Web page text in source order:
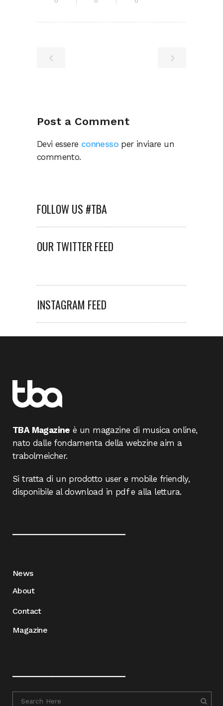
Post a Comment
Devi essere connesso per inviare un
commento.
FOLLOW US #TBA
OUR TWITTER FEED
INSTAGRAM FEED
TBA Magazine è un magazine di musica online,
nato dalle fondamenta della webzine aim a
trabolmeicher.
Si tratta di un prodotto user e mobile friendly,
disponibile al download in pdf e alla lettura.
News
About
Contact
Magazine